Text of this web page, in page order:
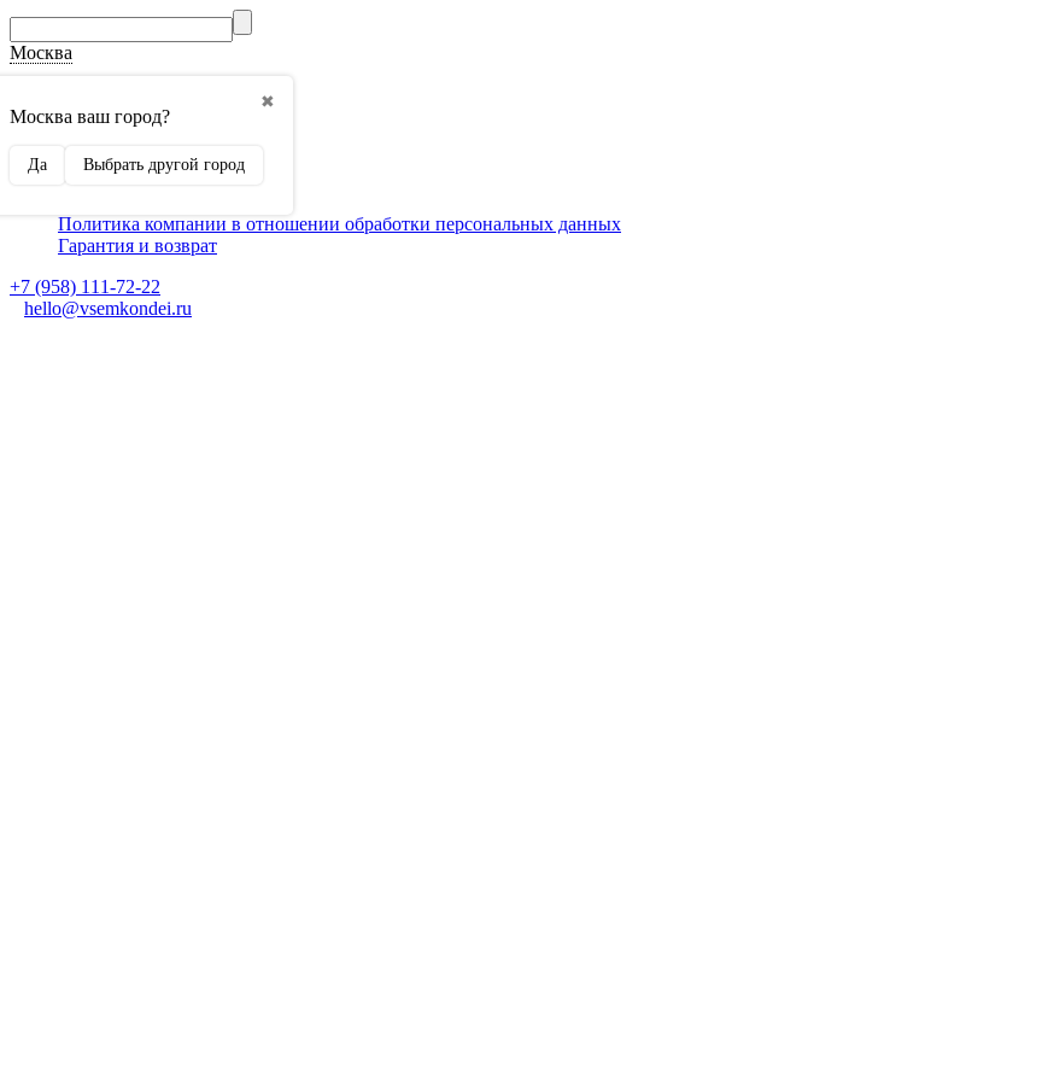
Москва
✖
Москва ваш город?
Да Выбрать другой город
Способы оплаты
Монтаж кондиционеров
Для партнеров
Политика компании в отношении обработки персональных данных
Гарантия и возврат
+7 (958) 111-72-22
hello@vsemkondei.ru